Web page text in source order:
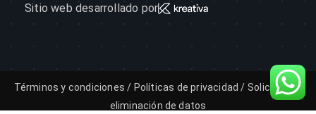
Sitio web desarrollado por
Términos y condiciones / Políticas de privacidad / Solicitud de
eliminación de datos